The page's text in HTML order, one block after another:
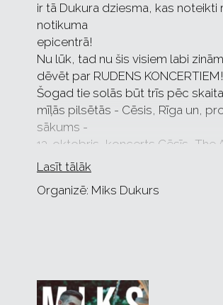
ir tā Dukura dziesma, kas
notikuma
epicentrā!
Nu lūk, tad nu šis visiem labi
dēvēt par RUDENS KONCERTIEM!
Šogad tie solās būt trīs pēc
mīļās pilsētās - Cēsis, Rīga un,
sākums -
13. oktobris, koncerts Cēsīs, The
solās
Cēsīs,
Lauru, kas ir viņa dzīves lielā
koncertiem, esam izvēlējušies
Lasīt tālāk
Organizē: Miks Dukurs